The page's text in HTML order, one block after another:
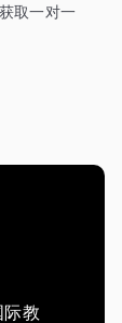
取一对一
际教